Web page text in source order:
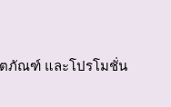
ตภัณฑ์ และโปรโมชั่น